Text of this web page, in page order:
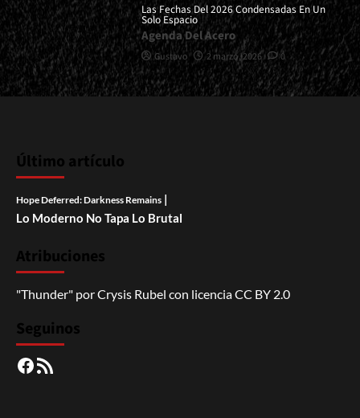
Las Fechas Del 2026 Condensadas En Un
Solo Espacio
Agenda Del Acero
Gustavo 2 marzo, 2026 0
Último artículo
Hope Deferred: Darkness Remains |
Lo Moderno No Tapa Lo Brutal
Atribuciones
"Thunder" porCrysis Rubel con licenciaCC BY 2.0
Seguinos
Facebook
RSS